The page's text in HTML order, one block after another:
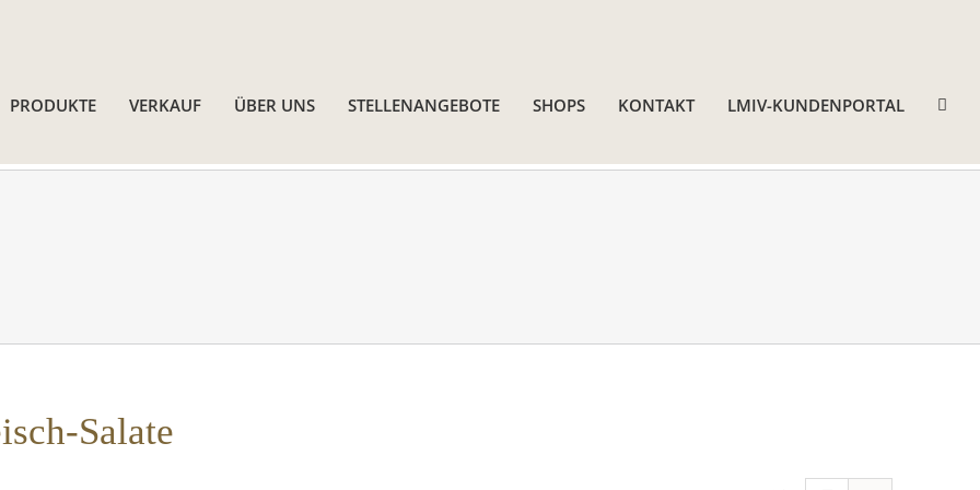
PRODUKTE VERKAUF ÜBER UNS STELLENANGEBOTE SHOPS KONTAKT LMIV-KUNDENPORTAL
Salate